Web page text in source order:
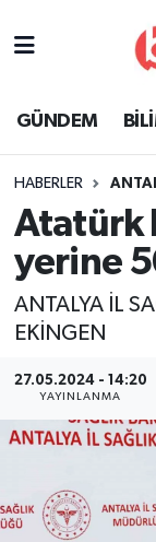
GÜNDEM
HABERLER
Atatürk
yerine
ANTALYA İL
EKİNGEN
27.05.2024 - 14:20
YAYINLANMA
EKONOMİ
SPOR
SAĞLIK
KÜLTÜR
YEREL
Süper Lig
Tüm
Son